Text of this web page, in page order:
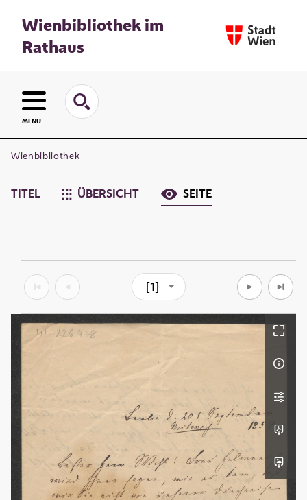
Wienbibliothek im
Rathaus
MENU
Wienbibliothek
TITEL ÜBERSICHT SEITE
[1]